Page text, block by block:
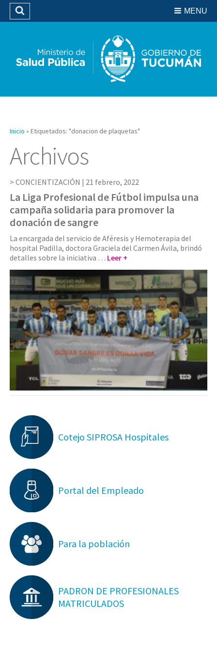
Biblioteca
MENU
Buscar
Inicio » Etiquetados: "donacion de plaquetas"
Archivos
CONCIENTIZACIÓN | 21 febrero, 2022
La Liga Profesional de Fútbol impulsa una
campaña solidaria para promover la
donación de sangre
La encargada del servicio de Aféresis y Hemoterapia del
hospital Padilla, doctora Graciela del Carmen Ávila, brindó
detalles sobre la iniciativa … Leer +
Cotejo SIPROSA Hospitales
Portal del Empleado
Para la población
PADRON DE PROFESIONALES
MATRICULADOS